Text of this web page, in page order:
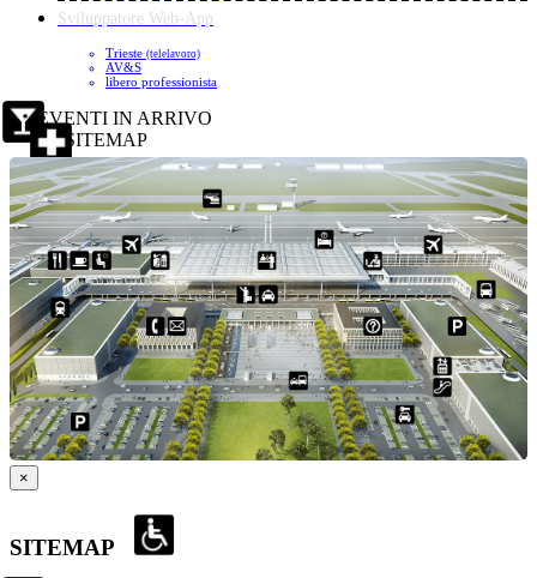
Sviluppatore Web-App
Trieste (telelavoro)
AV&S
libero professionista
EVENTI IN ARRIVO
SITEMAP
×
SITEMAP